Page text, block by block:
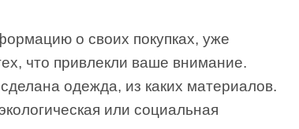
о своих покупках, уже
что привлекли ваше внимание.
одежда, из каких материалов.
или социальная